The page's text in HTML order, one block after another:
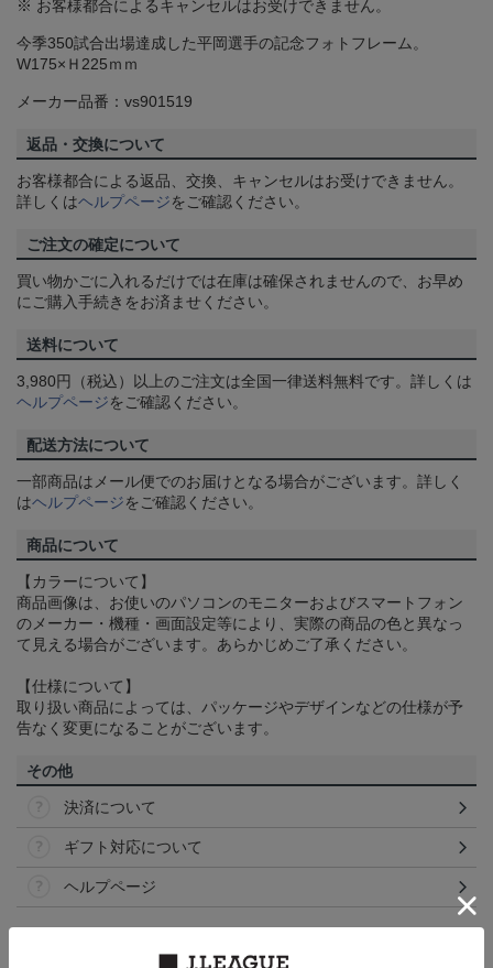
※ お客様都合によるキャンセルはお受けできません。
今季350試合出場達成した平岡選手の記念フォトフレーム。
W175×Ｈ225ｍｍ
メーカー品番：vs901519
返品・交換について
お客様都合による返品、交換、キャンセルはお受けできません。
詳しくはヘルプページをご確認ください。
ご注文の確定について
買い物かごに入れるだけでは在庫は確保されませんので、お早め
にご購入手続きをお済ませください。
送料について
3,980円（税込）以上のご注文は全国一律送料無料です。詳しくは
ヘルプページをご確認ください。
配送方法について
一部商品はメール便でのお届けとなる場合がございます。詳しく
はヘルプページをご確認ください。
商品について
【カラーについて】
商品画像は、お使いのパソコンのモニターおよびスマートフォン
のメーカー・機種・画面設定等により、実際の商品の色と異なっ
て見える場合がございます。あらかじめご了承ください。
【仕様について】
取り扱い商品によっては、パッケージやデザインなどの仕様が予
告なく変更になることがございます。
その他
決済について
ギフト対応について
ヘルプページ